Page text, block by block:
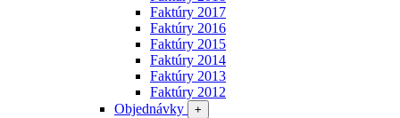
Faktúry 2017
Faktúry 2016
Faktúry 2015
Faktúry 2014
Faktúry 2013
Faktúry 2012
Objednávky
+